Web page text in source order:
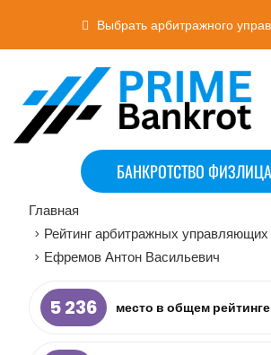
Выбрать арбитражного
БАНКРОТСТВО ФИЗЛИЦА
Главная
> Рейтинг арбитражных управляющих
> Ефремов Антон Васильевич
5 236 место в общем рейтинге